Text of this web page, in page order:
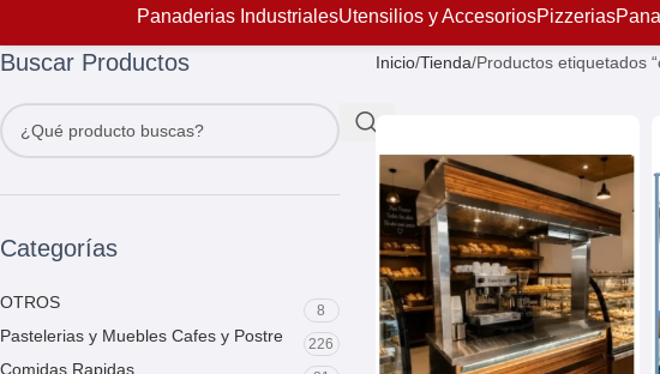
Panaderias IndustrialesUtensilios y AccesoriosPizzerias
Buscar Productos
Categorías
OTROS 8
Pastelerias y Muebles Cafes y Postre 226
Comidas Rapidas
Inicio Tienda Productos etiquetados